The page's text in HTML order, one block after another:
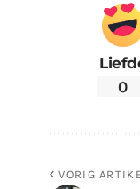
0
VORIG